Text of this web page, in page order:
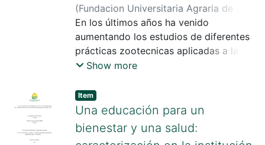
ayuden a plantear un tipo de
mejoramiento básico en dichas clínicas
e igualmente hacer ajustes más
específicos si así se requiere.
(Fundacion Universitaria Agraria de
Colombia,2024)Sarmiento Tarazona,
Jorge Luis;Hernandez Molina, Maria
Angelica
En los últimos años ha venido
aumentando los estudios de diferentes
prácticas zootecnicas aplicadas a la
producción, la salud y el bienestar
Health, debido a un aumento en el
interés de lasociedad por la crianza y
manejo de los animales en los sistemas
productivos donde se procure el
Show more
Item
Una educación para un
bienestar y una salud: